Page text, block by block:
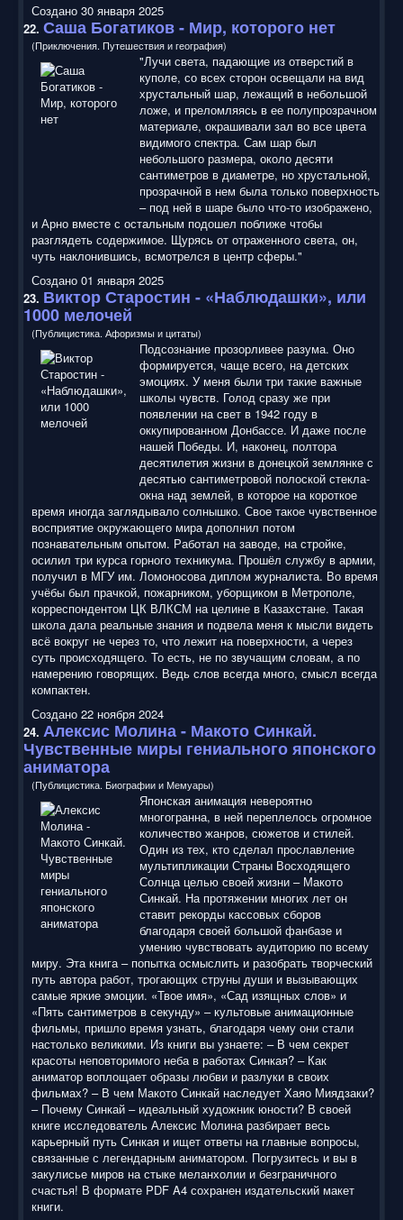
Создано 30 января 2025
22. Саша Богатиков - Мир, которого нет
(Приключения. Путешествия и география)
"Лучи света, падающие из отверстий в
куполе, со всех сторон освещали на вид
хрустальный шар, лежащий в небольшой
ложе, и преломляясь в ее полупрозрачном
материале, окрашивали зал во все цвета
видимого спектра. Сам шар был
небольшого размера, около десяти
сантиметров в диаметре, но хрустальной,
прозрачной в нем была только поверхность
– под ней в шаре было что-то изображено,
и Арно вместе с остальным подошел поближе чтобы
разглядеть содержимое. Щурясь от отраженного света, он,
чуть наклонившись, всмотрелся в центр сферы."
Создано 01 января 2025
23. Виктор Старостин - «Наблюдашки», или
1000 мелочей
(Публицистика. Афоризмы и цитаты)
Подсознание прозорливее разума. Оно
формируется, чаще всего, на детских
эмоциях. У меня были три такие важные
школы чувств. Голод сразу же при
появлении на свет в 1942 году в
оккупированном Донбассе. И даже после
нашей Победы. И, наконец, полтора
десятилетия жизни в донецкой землянке с
десятью сантиметровой полоской стекла-
окна над землей, в которое на короткое
время иногда заглядывало солнышко. Свое такое чувственное
восприятие окружающего мира дополнил потом
познавательным опытом. Работал на заводе, на стройке,
осилил три курса горного техникума. Прошёл службу в армии,
получил в МГУ им. Ломоносова диплом журналиста. Во время
учёбы был прачкой, пожарником, уборщиком в Метрополе,
корреспондентом ЦК ВЛКСМ на целине в Казахстане. Такая
школа дала реальные знания и подвела меня к мысли видеть
всё вокруг не через то, что лежит на поверхности, а через
суть происходящего. То есть, не по звучащим словам, а по
намерению говорящих. Ведь слов всегда много, смысл всегда
компактен.
Создано 22 ноября 2024
24. Алексис Молина - Макото Синкай.
Чувственные миры гениального японского
аниматора
(Публицистика. Биографии и Мемуары)
Японская анимация невероятно
многогранна, в ней переплелось огромное
количество жанров, сюжетов и стилей.
Один из тех, кто сделал прославление
мультипликации Страны Восходящего
Солнца целью своей жизни – Макото
Синкай. На протяжении многих лет он
ставит рекорды кассовых сборов
благодаря своей большой фанбазе и
умению чувствовать аудиторию по всему
миру. Эта книга – попытка осмыслить и разобрать творческий
путь автора работ, трогающих струны души и вызывающих
самые яркие эмоции. «Твое имя», «Сад изящных слов» и
«Пять сантиметров в секунду» – культовые анимационные
фильмы, пришло время узнать, благодаря чему они стали
настолько великими. Из книги вы узнаете: – В чем секрет
красоты неповторимого неба в работах Синкая? – Как
аниматор воплощает образы любви и разлуки в своих
фильмах? – В чем Макото Синкай наследует Хаяо Миядзаки?
– Почему Синкай – идеальный художник юности? В своей
книге исследователь Алексис Молина разбирает весь
карьерный путь Синкая и ищет ответы на главные вопросы,
связанные с легендарным аниматором. Погрузитесь и вы в
закулисье миров на стыке меланхолии и безграничного
счастья! В формате PDF A4 сохранен издательский макет
книги.